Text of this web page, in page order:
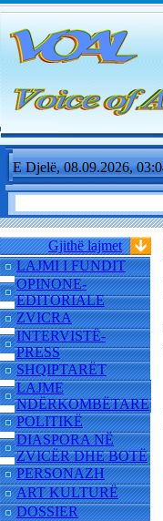
E Djelë, 08.09.2026,
Gjithë lajmet
LAJMI I FUNDIT
OPINONE-
EDITORIALE
ZVICRA
INTERVISTË-
PRESS
SHQIPTARËT
LAJME
NDËRKOMBËTARE
POLITIKË
DIASPORA NË
ZVICËR DHE BOTË
PERSONAZH
ART KULTURË
DOSSIER